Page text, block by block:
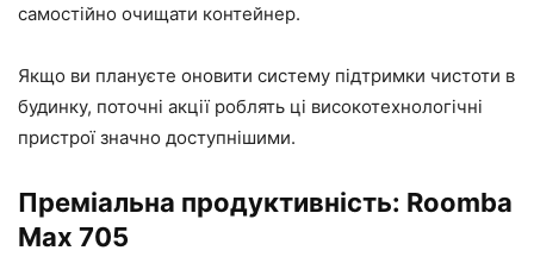
самостійно очищати контейнер.
Якщо ви плануєте оновити систему підтримки чистоти в
будинку, поточні акції роблять ці високотехнологічні
пристрої значно доступнішими.
Преміальна продуктивність: Roomba
Max 705